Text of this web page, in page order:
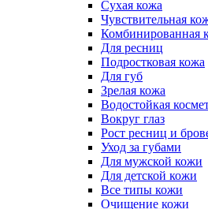
Сухая кожа
Чувствительная
Комбинированная
Для ресниц
Подростковая кожа
Для губ
Зрелая кожа
Водостойкая
Вокруг глаз
Рост ресниц и
Уход за губами
Для мужской кожи
Для детской кожи
Все типы кожи
Очищение кожи